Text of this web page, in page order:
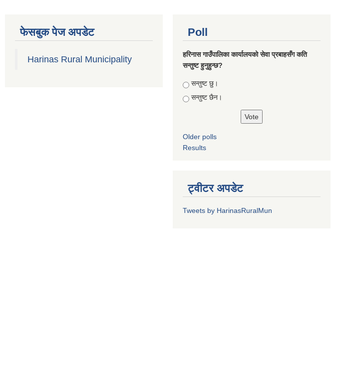
फेसबुक पेज अपडेट
Harinas Rural Municipality
Poll
हरिनास गाउँपालिका कार्यालयको सेवा प्रबाहसँग कति
सन्तुष्ट हुनुहुन्छ?
Choices
सन्तुष्ट छु।
सन्तुष्ट छैन।
Older polls
Results
ट्वीटर अपडेट
Tweets by HarinasRuralMun